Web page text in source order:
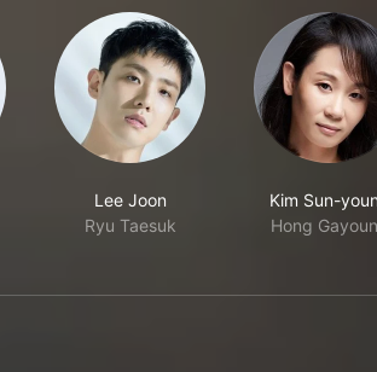
Lee Joon
Ryu Taesuk
Kim Sun-
Hong